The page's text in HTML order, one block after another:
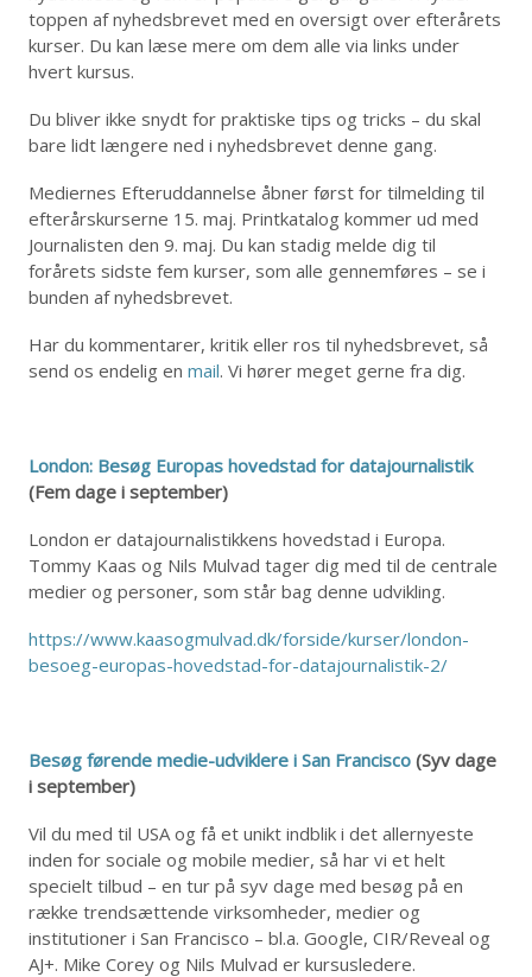
toppen af nyhedsbrevet med en oversigt over efterårets
kurser. Du kan læse mere om dem alle via links under
hvert kursus.
Du bliver ikke snydt for praktiske tips og tricks – du skal
bare lidt længere ned i nyhedsbrevet denne gang.
Mediernes Efteruddannelse åbner først for tilmelding til
efterårskurserne 15. maj. Printkatalog kommer ud med
Journalisten den 9. maj. Du kan stadig melde dig til
forårets sidste fem kurser, som alle gennemføres – se i
bunden af nyhedsbrevet.
Har du kommentarer, kritik eller ros til nyhedsbrevet, så
send os endelig enmail. Vi hører meget gerne fra dig.
London: Besøg Europas hovedstad for datajournalistik
(Fem dage i september)
London er datajournalistikkens hovedstad i Europa.
Tommy Kaas og Nils Mulvad tager dig med til de centrale
medier og personer, som står bag denne udvikling.
https://www.kaasogmulvad.dk/forside/kurser/london-
besoeg-europas-hovedstad-for-datajournalistik-2/
Besøg førende medie-udviklere i San Francisco (Syv dage
i september)
Vil du med til USA og få et unikt indblik i det allernyeste
inden for sociale og mobile medier, så har vi et helt
specielt tilbud – en tur på syv dage med besøg på en
række trendsættende virksomheder, medier og
institutioner i San Francisco – bl.a. Google, CIR/Reveal og
AJ+. Mike Corey og Nils Mulvad er kursusledere.